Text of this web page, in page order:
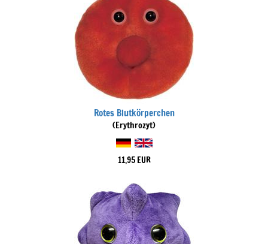
Rotes Blutkörperchen
(Erythrozyt)
11,95 EUR